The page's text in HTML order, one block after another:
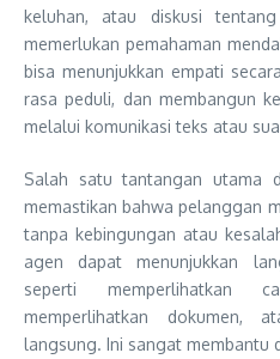
keluhan, atau diskusi
memerlukan pemahaman
bisa menunjukkan empati
rasa peduli, dan membangun
melalui komunikasi teks atau
Salah satu tantangan utama
memastikan bahwa pelanggan
tanpa kebingungan atau
agen dapat menunjukkan
seperti memperlihatkan
memperlihatkan dokumen,
langsung. Ini sangat membantu